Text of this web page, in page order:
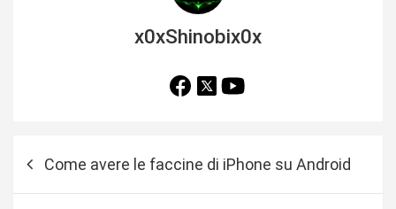
x0xShinobix0x
Come avere le faccine di iPhone su Android